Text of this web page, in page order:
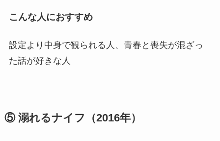
こんな人におすすめ
設定より中身で観られる人、青春と喪失が混ざっ
た話が好きな人
⑤ 溺れるナイフ（2016年）